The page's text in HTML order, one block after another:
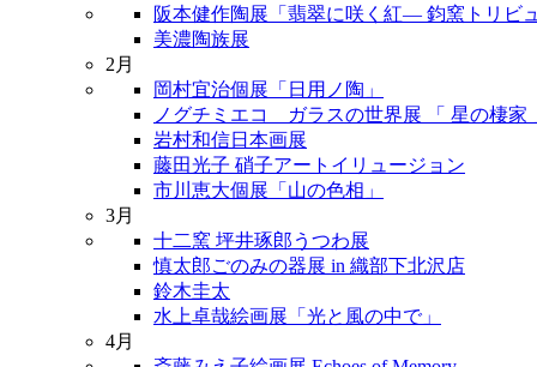
阪本健作陶展「翡翠に咲く紅― 鈞窯トリビ
美濃陶族展
2月
岡村宜治個展「日用ノ陶」
ノグチミエコ ガラスの世界展 「 星の棲家
岩村和信日本画展
藤田光子 硝子アートイリュージョン
市川恵大個展「山の色相」
3月
十二窯 坪井琢郎うつわ展
慎太郎ごのみの器展 in 織部下北沢店
鈴木圭太
水上卓哉絵画展「光と風の中で」
4月